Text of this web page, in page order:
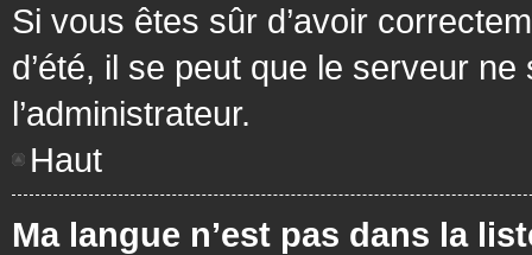
Si vous êtes sûr d’avoir
d’été, il se peut que le serveur
l’administrateur.
Haut
Ma langue n’est pas dans la